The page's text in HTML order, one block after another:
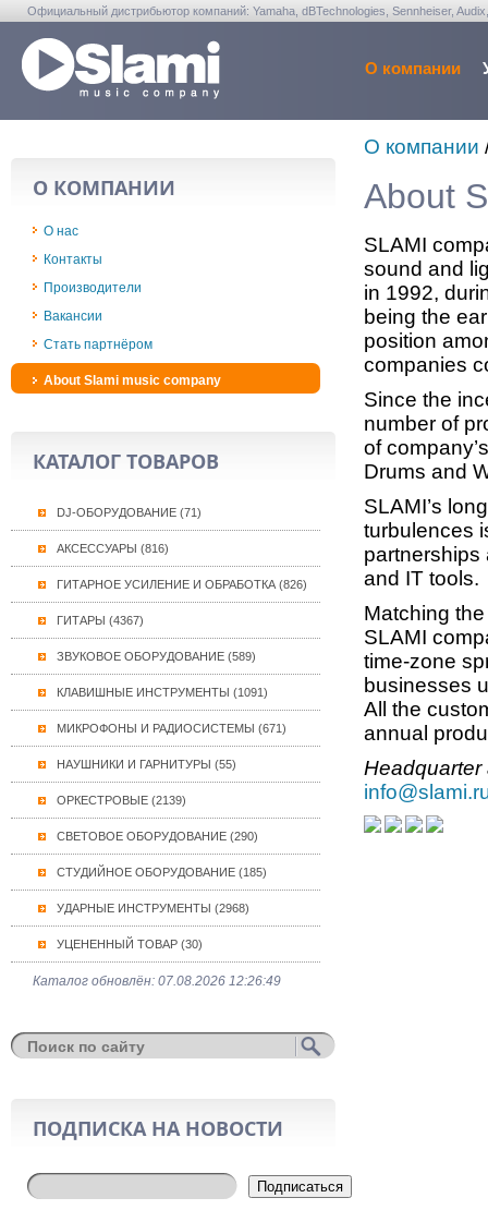
Официальный дистрибьютор компаний: Yamaha, dBTechnologies, Sennheiser,
О компании
О КОМПАНИИ
О нас
Контакты
Производители
Вакансии
Стать партнёром
About Slami music company
КАТАЛОГ ТОВАРОВ
DJ-ОБОРУДОВАНИЕ (71)
АКСЕССУАРЫ (816)
ГИТАРНОЕ УСИЛЕНИЕ И ОБРАБОТКА (826)
ГИТАРЫ (4367)
ЗВУКОВОЕ ОБОРУДОВАНИЕ (589)
КЛАВИШНЫЕ ИНСТРУМЕНТЫ (1091)
МИКРОФОНЫ И РАДИОСИСТЕМЫ (671)
НАУШНИКИ И ГАРНИТУРЫ (55)
ОРКЕСТРОВЫЕ (2139)
СВЕТОВОЕ ОБОРУДОВАНИЕ (290)
СТУДИЙНОЕ ОБОРУДОВАНИЕ (185)
УДАРНЫЕ ИНСТРУМЕНТЫ (2968)
УЦЕНЕННЫЙ ТОВАР (30)
Каталог обновлён: 07.08.2026 12:26:49
ПОДПИСКА НА НОВОСТИ
Подписаться
О компании
About
SLAMI
sound and
in 1992,
being the
position
companies
Since the
number of
of
Drums and
SLAMI’s
turbulences
partnerships
and IT tools.
Matching
SLAMI
time-zone
businesses
All the
annual
Headquarter